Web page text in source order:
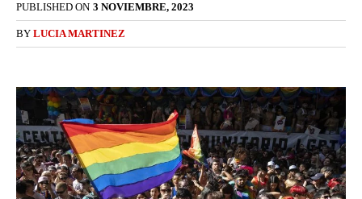
PUBLISHED ON 3 NOVIEMBRE, 2023
BY LUCIA MARTINEZ